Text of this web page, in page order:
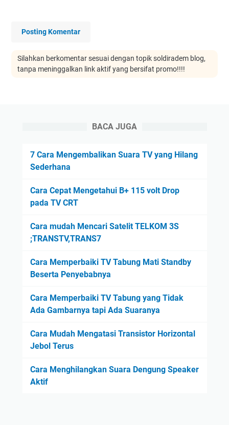
Posting Komentar
Silahkan berkomentar sesuai dengan topik soldiradem blog,
tanpa meninggalkan link aktif yang bersifat promo!!!!
BACA JUGA
7 Cara Mengembalikan Suara TV yang Hilang
Sederhana
Cara Cepat Mengetahui B+ 115 volt Drop
pada TV CRT
Cara mudah Mencari Satelit TELKOM 3S
;TRANSTV,TRANS7
Cara Memperbaiki TV Tabung Mati Standby
Beserta Penyebabnya
Cara Memperbaiki TV Tabung yang Tidak
Ada Gambarnya tapi Ada Suaranya
Cara Mudah Mengatasi Transistor Horizontal
Jebol Terus
Cara Menghilangkan Suara Dengung Speaker
Aktif